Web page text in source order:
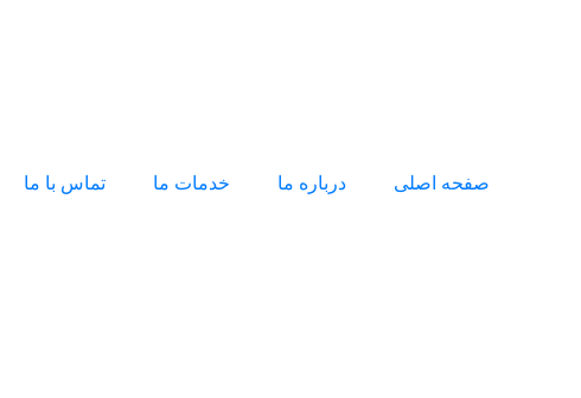
صفحه اصلی درباره ما خدمات ما تماس با ما